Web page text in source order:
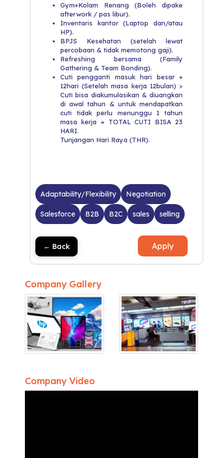
Gym+Kolam Renang (Boleh dipake
afterwork / pas libur).
Inventaris kantor (Laptop dan/atau
HP).
BPJS Kesehatan (setelah lewat
percobaan & tidak memotong gaji).
Refreshing bersama (Family
Gathering & Team Bonding).
Cuti pengganti masuk hari besar +
12hari (Setelah masa kerja 12bulan) >
Cuti bisa diakumulasikan & diuangkan
di awal tahun & untuk mendapatkan
cuti tidak perlu menunggu 1 tahun
masa kerja = TOTAL CUTI BISA 23
HARI.
Tunjangan Hari Raya (THR).
Adaptability/Flexibility Negotiation
Salesforce B2B B2C sales selling
← Back Apply
Company Gallery
Company Video